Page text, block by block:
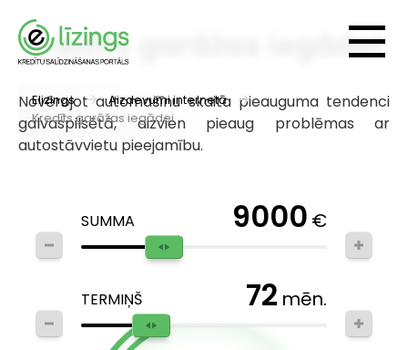
Elizings
Aizdevumi internetā
Kredīts garāžas iegādei
Kredīts garāžas iegādei
Novērojot automašīnu skaita pieauguma tendenci
galvaspilsētā, aizvien pieaug problēmas ar
autostāvvietu pieejamību.
SUMMA 9000 €
TERMIŅŠ 72 mēn.